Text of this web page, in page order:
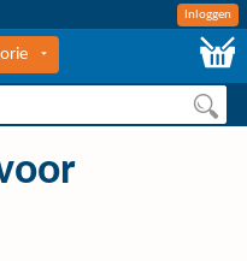
Inloggen